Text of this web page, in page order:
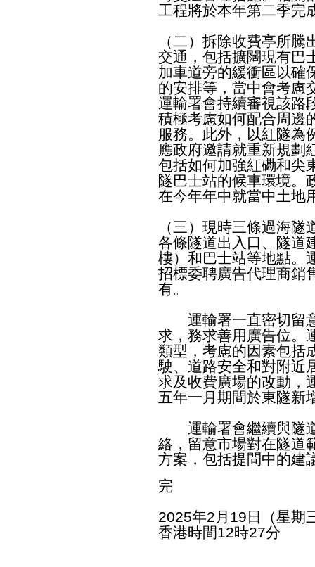
工程將於本年第二季完
（二）拆除收費亭所
交通，包括擴闊現有巴
加車道旁的緩衝區以確
的安排等，當中會考慮
運輸署會持續審視該路
積極考慮如何配合周邊
服務。此外，以紅隧為
應政府邀請就重新規劃
包括如何加強紅磡和尖
隧巴士站的候車環境。
在今年年中就當中土地
（三）現時三條過海
各條隧道出入口、隧道
樓）和巴士站等地點。
招標委聘廣告代理商銷
有。
運輸署一直密切留意
求，務求善用廣告位。
類型，考慮的因素包括
駛、道路安全和對附近
求及收費廣場的改動，
五年一月期間於東隧新
運輸署會繼續與隧道
絡，留意市場對在隧道
方案，包括提問中的建
完
2025年2月19日（星期
香港時間12時27分